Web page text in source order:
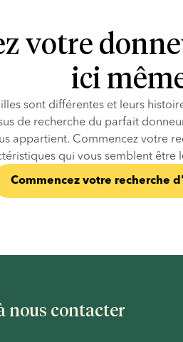
votre
ici
sont différentes et leurs
de recherche du parfait
appartient. Commencez votre
qui vous semblent être
Commencez votre recherche
nous contacter